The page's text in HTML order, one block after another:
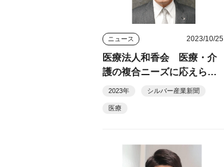
ニュース 2023/10/25
医療法人和香会 医療・介
護の複合ニーズに応えられ
る地域連携を
2023年 シルバー産業新聞
医療